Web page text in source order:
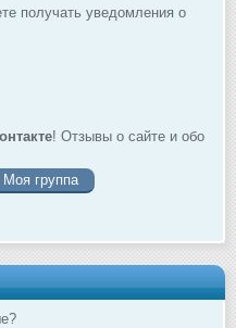
получать уведомления о
! Отзывы о сайте и обо
Моя группа